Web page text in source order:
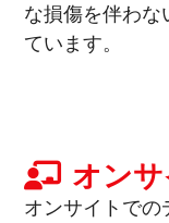
な損傷を伴わな
ています。
オンサ
オンサイトでの